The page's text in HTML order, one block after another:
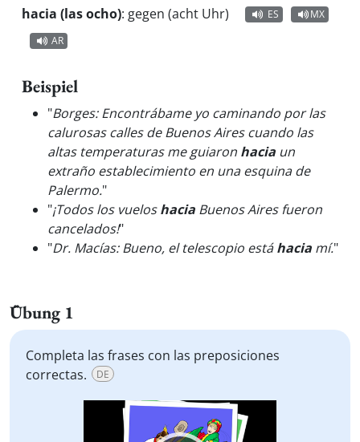
hacia (las ocho): gegen (acht Uhr) ES
MX
AR
Beispiel
"Borges: Encontrábame yo caminando por las
calurosas calles de Buenos Aires cuando las
altas temperaturas me guiaron hacia un
extraño establecimiento en una esquina de
Palermo."
"¡Todos los vueloshacia Buenos Aires fueron
cancelados!"
"Dr. Macías: Bueno, el telescopio estáhacia mí."
Übung 1
Completa las frases con las preposiciones
correctas.
DE